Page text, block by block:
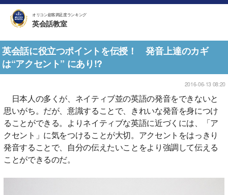
オリコン顧客満足度ランキング
英会話教室
英会話に役立つポイントを伝授！ 発音上達のカギ
は“アクセント” にあり!?
2016-06-13 08:20
日本人の多くが、ネイティブ並の英語の発音をできないと
思いがち。だが、意識することで、きれいな発音を身につけ
ることができる。よりネイティブな英語に近づくには、「ア
クセント」に気をつけることが大切。アクセントをはっきり
発音することで、自分の伝えたいことをより強調して伝える
ことができるのだ。